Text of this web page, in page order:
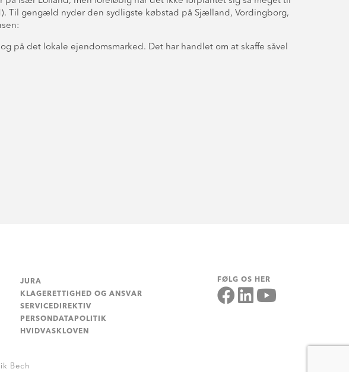
Til gengæld nyder den sydligste købstad på Sjælland, Vordingborg,
på det lokale ejendomsmarked. Det har handlet om at skaffe såvel
JURA
KLAGERETTIGHED OG ANSVAR
SERVICEDIREKTIV
PERSONDATAPOLITIK
HVIDVASKLOVEN
FØLG OS HER
Bech